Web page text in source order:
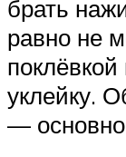
брать
равно не
уклейку.
—